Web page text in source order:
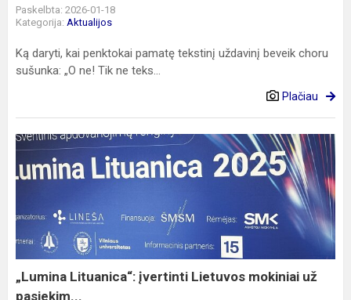
Paskelbta: 2026-01-18
Kategorija: Aktualijos
Ką daryti, kai penktokai pamatę tekstinį uždavinį beveik choru
sušunka: „O ne! Tik ne teks...
Plačiau
„Lumina
Lituanica“:
įvertinti
mokiniai
už
pasiekim...
„Lumina Lituanica“: įvertinti Lietuvos mokiniai už
pasiekim...